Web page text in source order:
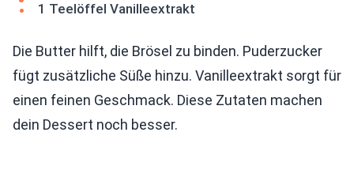
1 Teelöffel Vanilleextrakt
Die Butter hilft, die Brösel zu binden. Puderzucker
fügt zusätzliche Süße hinzu. Vanilleextrakt sorgt für
einen feinen Geschmack. Diese Zutaten machen
dein Dessert noch besser.